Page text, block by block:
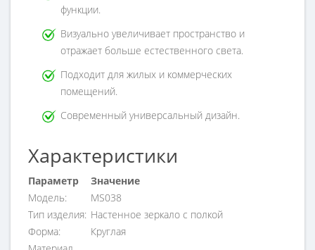
функции.
Визуально увеличивает пространство и
отражает больше естественного света.
Подходит для жилых и коммерческих
помещений.
Современный универсальный дизайн.
Характеристики
Параметр
Значение
Модель:
MS038
Тип изделия: Настенное зеркало с полкой
Форма:
Круглая